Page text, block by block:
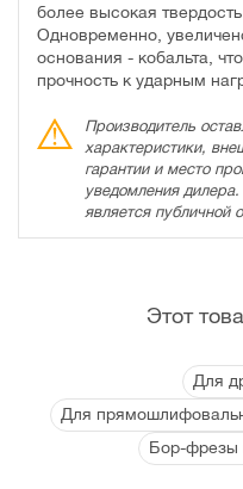
более высокая
Одновременно,
основания - кобальта,
прочность к ударным
Производитель
характеристики,
гарантии и место
уведомления
является публичной
Этот
Для
Для
Бор-фрезы